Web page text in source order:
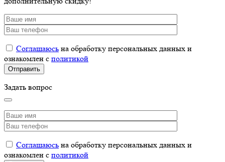
Соглашаюсь на обработку персональных данных и
ознакомлен с политикой
Задать вопрос
Соглашаюсь на обработку персональных данных и
ознакомлен с политикой